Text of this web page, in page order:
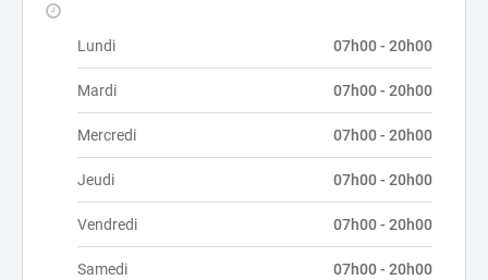
Lundi 07h00 - 20h00
Mardi 07h00 - 20h00
Mercredi 07h00 - 20h00
Jeudi 07h00 - 20h00
Vendredi 07h00 - 20h00
Samedi 07h00 - 20h00